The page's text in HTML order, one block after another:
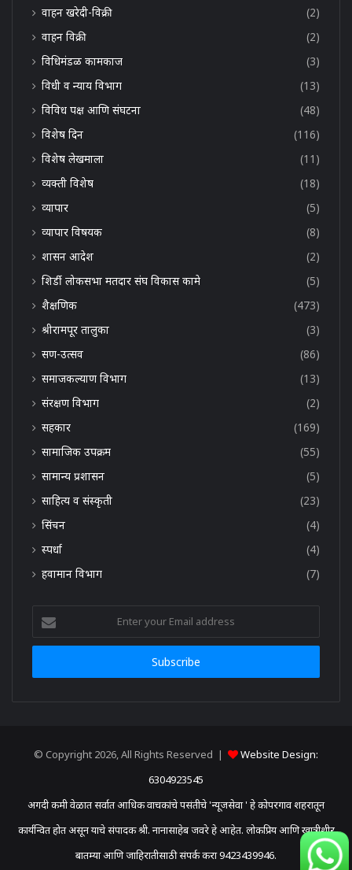
वाहन खरेदी-विक्री
(2)
वाहन विक्री
(2)
विधिमंडळ कामकाज
(3)
विधी व न्याय विभाग
(13)
विविध पक्ष आणि संघटना
(48)
विशेष दिन
(116)
विशेष लेखमाला
(11)
व्यक्ती विशेष
(18)
व्यापार
(5)
व्यापार विषयक
(8)
शासन आदेश
(2)
शिर्डी लोकसभा मतदार संघ विकास कामे
(5)
शैक्षणिक
(473)
श्रीरामपूर तालुका
(3)
सण-उत्सव
(86)
समाजकल्याण विभाग
(13)
संरक्षण विभाग
(2)
सहकार
(169)
सामाजिक उपक्रम
(55)
सामान्य प्रशासन
(5)
साहित्य व संस्कृती
(23)
सिंचन
(4)
स्पर्धा
(4)
हवामान विभाग
(7)
your
Email
© Copyright 2026, All Rights Reserved |
Website Design:
6304923545
अगदी कमी वेळात सर्वात आधिक वाचकांचे पसंतीचे 'न्यूजसेवा ' हे कोपरगाव शहरातून
कार्यन्वित होत असून याचे संपादक श्री. नानासाहेब जवरे हे आहेत. लोकप्रिय आणि खात्रीशीर
बातम्या आणि जाहिरातीसाठी संपर्क करा 9423439946.